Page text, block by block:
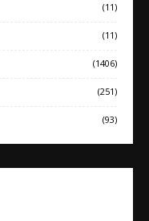
(11)
(11)
(1406)
(251)
(93)